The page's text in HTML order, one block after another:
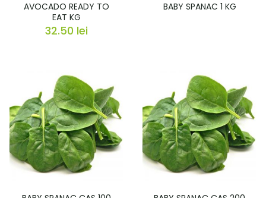
AVOCADO READY TO
EAT KG
32.50 lei
BABY SPANAC 1 KG